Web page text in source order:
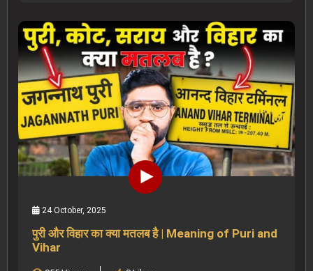
24 October, 2025
पुरी और विहार का क्या मतलब है | Meaning of Puri and
Vihar